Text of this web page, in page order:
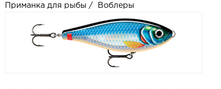
Приманка для рыбы / Воблеры